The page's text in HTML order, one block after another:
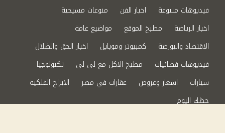
فيديوهات متنوعة
اخبار الفن
منوعات مسيحية
اخبار الرياضة
مطبخ الموقع
مواضيع عامة
الاقتصاد والبورصة
كمبيوتر وموبايل
اخبار الحق والضلال
فيديوهات فضائيات
مطبخ الاكل مع لى لى
تكنولوجيا
سيارات
اسعار وعروض عقارات في مصر
الابراج الفلكية
حظك اليوم